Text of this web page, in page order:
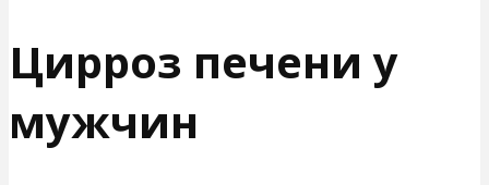
Цирроз печени у
мужчин